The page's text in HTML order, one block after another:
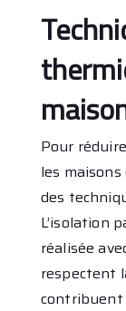
Pour
les
des
L’isolation
réalisée
respectent
contribuent